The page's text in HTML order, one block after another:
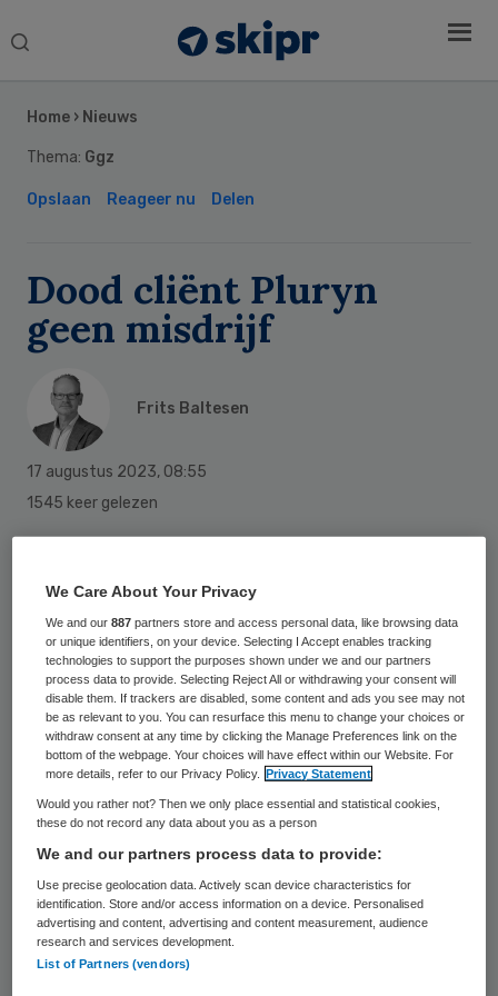
Search
Home › Nieuws
Thema: Ggz
Opslaan Reageer nu Delen
Dood cliënt Pluryn
geen misdrijf
Frits Baltesen
17 augustus 2023, 08:55
1545 keer gelezen
zorginstelling in Groesbeek bij Nijmegen was
volgens de politie niet het gevolg van een
misdrijf. Dat is gebleken uit een onderzoek
dat de politie instelde, omdat er zondag
kort voor de dood van de man een conflict
was tussen cliënten van instelling Kemnade
Werkenrode. Enige tijd na dat conflict
overleed de man in zijn kamer in de
instelling.
Personeel van Kemnade Werkenrode,
onderdeel van Pluryn, moest ingrijpen bij
Sidebar
We Care About Your Privacy
We and our887 partners store and access personal data, like browsing data
or unique identifiers, on your device. Selecting I Accept enables tracking
technologies to support the purposes shown under we and our partners
process data to provide. Selecting Reject All or withdrawing your consent will
disable them. If trackers are disabled, some content and ads you see may not
be as relevant to you. You can resurface this menu to change your choices or
withdraw consent at any time by clicking the Manage Preferences link on the
bottom of the webpage. Your choices will have effect within our Website. For
more details, refer to our Privacy Policy.
Privacy Statement
Would you rather not? Then we only place essential and statistical cookies,
these do not record any data about you as a person
We and our partners process data to provide:
Use precise geolocation data. Actively scan device characteristics for
identification. Store and/or access information on a device. Personalised
advertising and content, advertising and content measurement, audience
research and services development.
List of Partners (vendors)